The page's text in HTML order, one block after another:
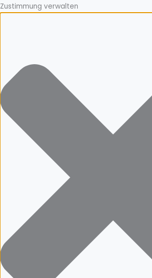
Zustimmung verwalten